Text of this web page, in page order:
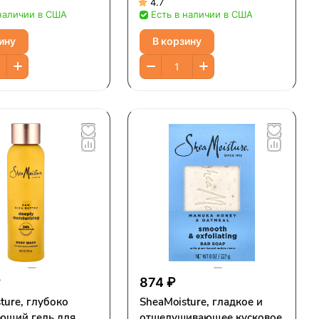
в США
4.7
Есть в наличии в США
В корзину
глубоко
874 ₽
SheaMoisture, гладкое и